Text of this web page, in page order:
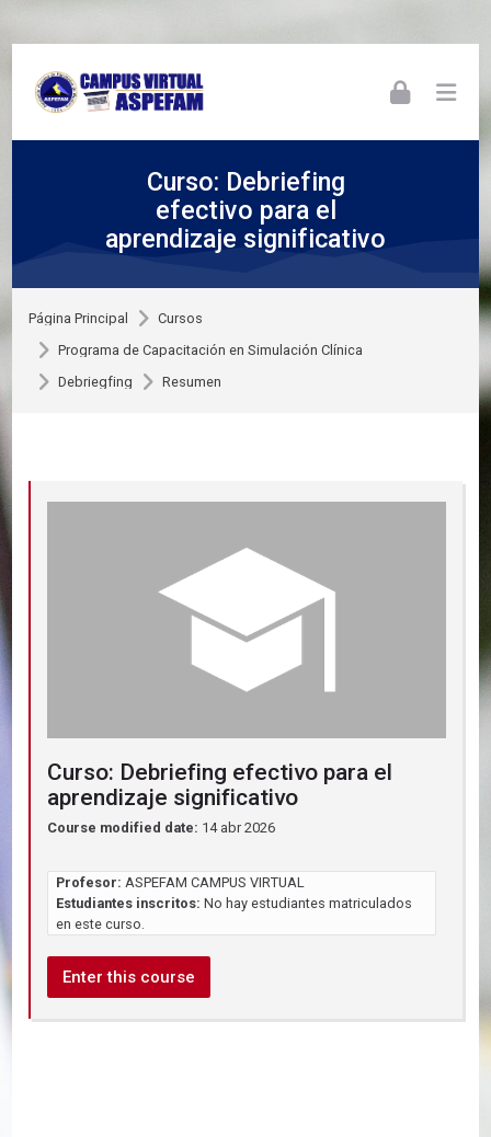
Curso: Debriefing
efectivo para el
aprendizaje significativo
Página Principal
Cursos
Programa de Capacitación en Simulación Clínica
Debriegfing
Resumen
Curso: Debriefing efectivo para el
aprendizaje significativo
Course modified date: 14 abr 2026
Profesor: ASPEFAM CAMPUS VIRTUAL
Estudiantes inscritos: No hay estudiantes matriculados
en este curso.
Enter this course